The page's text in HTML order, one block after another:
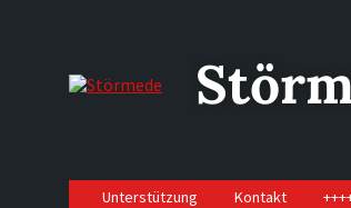
navigation
Unterstützung Kontakt